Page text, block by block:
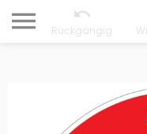
Rückgängig